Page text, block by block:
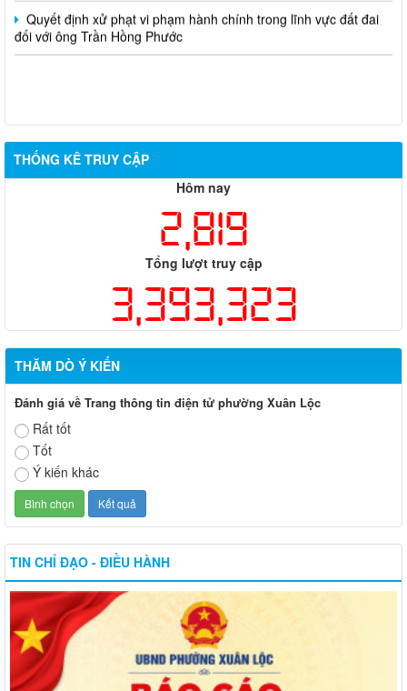
Quyết định xử phạt vi phạm hành chính trong lĩnh vực đất đai
đối với ông Trần Hồng Phước
THỐNG KÊ TRUY CẬP
Hôm nay
2,819
Tổng lượt truy cập
3,393,323
THĂM DÒ Ý KIẾN
Đánh giá về Trang thông tin điện tử phường Xuân Lộc
Rất tốt
Tốt
Ý kiến khác
TIN CHỈ ĐẠO - ĐIỀU HÀNH